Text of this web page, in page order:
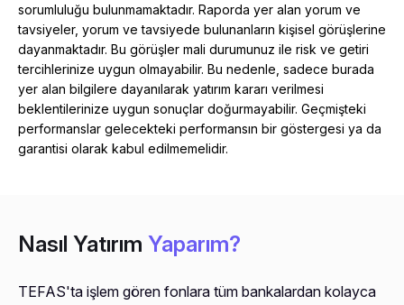
sorumluluğu bulunmamaktadır. Raporda yer alan yorum ve
tavsiyeler, yorum ve tavsiyede bulunanların kişisel görüşlerine
dayanmaktadır. Bu görüşler mali durumunuz ile risk ve getiri
tercihlerinize uygun olmayabilir. Bu nedenle, sadece burada
yer alan bilgilere dayanılarak yatırım kararı verilmesi
beklentilerinize uygun sonuçlar doğurmayabilir. Geçmişteki
performanslar gelecekteki performansın bir göstergesi ya da
garantisi olarak kabul edilmemelidir.
Nasıl Yatırım Yaparım?
TEFAS'ta işlem gören fonlara tüm bankalardan kolayca